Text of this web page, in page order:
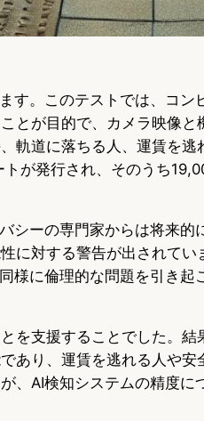
す。このテストでは、コン
とが目的で、カメラ映像と
軌道に落ちる人、運賃を逃
が発行され、そのうち
シーの専門家からは将来的
に対する警告が出されてい
様に倫理的な問題を引き起
を支援することでした。結
あり、運賃を逃れる人や安
、AI検知システムの精度に